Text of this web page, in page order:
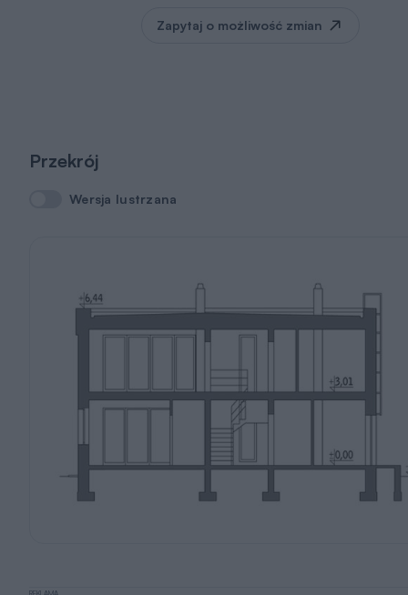
Zapytaj o możliwość zmian
Przekrój
Wersja lustrzana
Wersja lustrzana
REKLAMA